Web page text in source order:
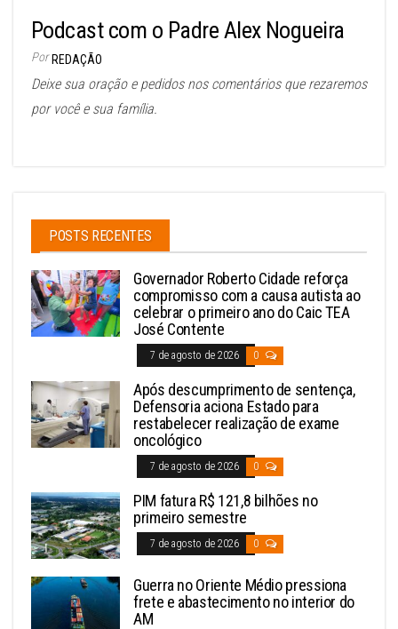
Podcast com o Padre Alex Nogueira
Por REDAÇÃO
Deixe sua oração e pedidos nos comentários que rezaremos
por você e sua família.
POSTS RECENTES
Governador Roberto Cidade reforça
compromisso com a causa autista ao
celebrar o primeiro ano do Caic TEA
José Contente
7 de agosto de 2026 0
Após descumprimento de sentença,
Defensoria aciona Estado para
restabelecer realização de exame
oncológico
7 de agosto de 2026 0
PIM fatura R$ 121,8 bilhões no
primeiro semestre
7 de agosto de 2026 0
Guerra no Oriente Médio pressiona
frete e abastecimento no interior do
AM